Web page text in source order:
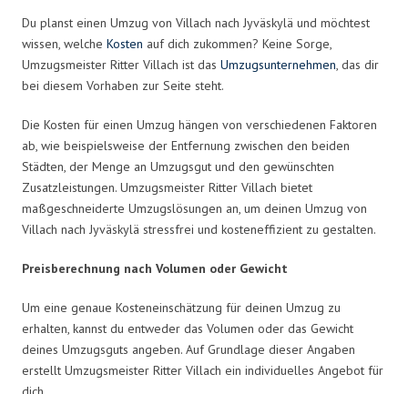
Du planst einen Umzug von Villach nach Jyväskylä und möchtest
wissen, welche Kosten auf dich zukommen? Keine Sorge,
Umzugsmeister Ritter Villach ist das Umzugsunternehmen, das dir
bei diesem Vorhaben zur Seite steht.
Die Kosten für einen Umzug hängen von verschiedenen Faktoren
ab, wie beispielsweise der Entfernung zwischen den beiden
Städten, der Menge an Umzugsgut und den gewünschten
Zusatzleistungen. Umzugsmeister Ritter Villach bietet
maßgeschneiderte Umzugslösungen an, um deinen Umzug von
Villach nach Jyväskylä stressfrei und kosteneffizient zu gestalten.
Preisberechnung nach Volumen oder Gewicht
Um eine genaue Kosteneinschätzung für deinen Umzug zu
erhalten, kannst du entweder das Volumen oder das Gewicht
deines Umzugsguts angeben. Auf Grundlage dieser Angaben
erstellt Umzugsmeister Ritter Villach ein individuelles Angebot für